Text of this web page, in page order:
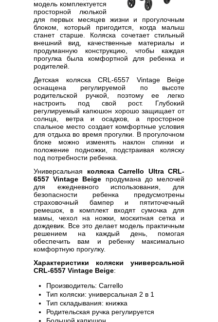
модель комплектуется
просторной люлькой
для первых месяцев жизни и прогулочным
блоком, который пригодится, когда малыш
станет старше. Коляска сочетает стильный
внешний вид, качественные материалы и
продуманную конструкцию, чтобы каждая
прогулка была комфортной для ребенка и
родителей.
Детская коляска CRL-6557 Vintage Beige
оснащена регулируемой по высоте
родительской ручкой, поэтому ее легко
настроить под свой рост. Глубокий
регулируемый капюшон хорошо защищает от
солнца, ветра и осадков, а просторное
спальное место создает комфортные условия
для отдыха во время прогулки. В прогулочном
блоке можно изменять наклон спинки и
положение подножки, подстраивая коляску
под потребности ребенка.
Универсальная коляска Carrello Ultra CRL-
6557 Vintage Beige продумана до мелочей
для ежедневного использования, для
безопасности ребенка предусмотрены
страховочный бампер и пятиточечный
ремешок, в комплект входят сумочка для
мамы, чехол на ножки, москитная сетка и
дождевик. Все это делает модель практичным
решением на каждый день, помогая
обеспечить вам и ребенку максимально
комфортную прогулку.
Характеристики коляски универсальной
CRL-6557 Vintage Beige:
Производитель: Carrello
Тип коляски: универсальная 2 в 1
Тип складывания: книжка
Родительская ручка регулируется